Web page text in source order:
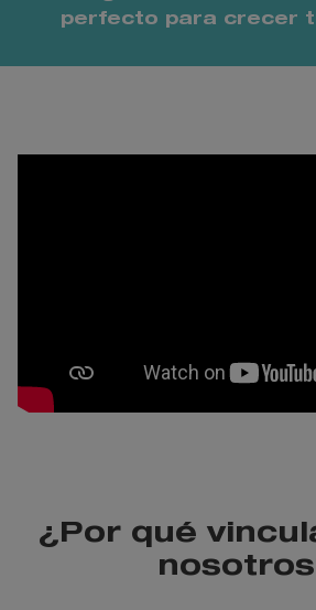
perfecto para crecer
¿Por qué